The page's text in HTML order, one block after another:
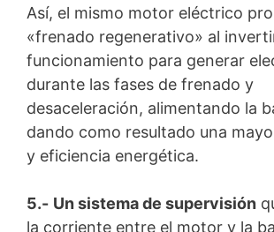
Así, el mismo motor eléctrico
«frenado regenerativo» al
funcionamiento para generar
durante las fases de frenado y
desaceleración, alimentando la
dando como resultado una
y eficiencia energética.
5.- Un sistema de supervisión
la corriente entre el motor y la